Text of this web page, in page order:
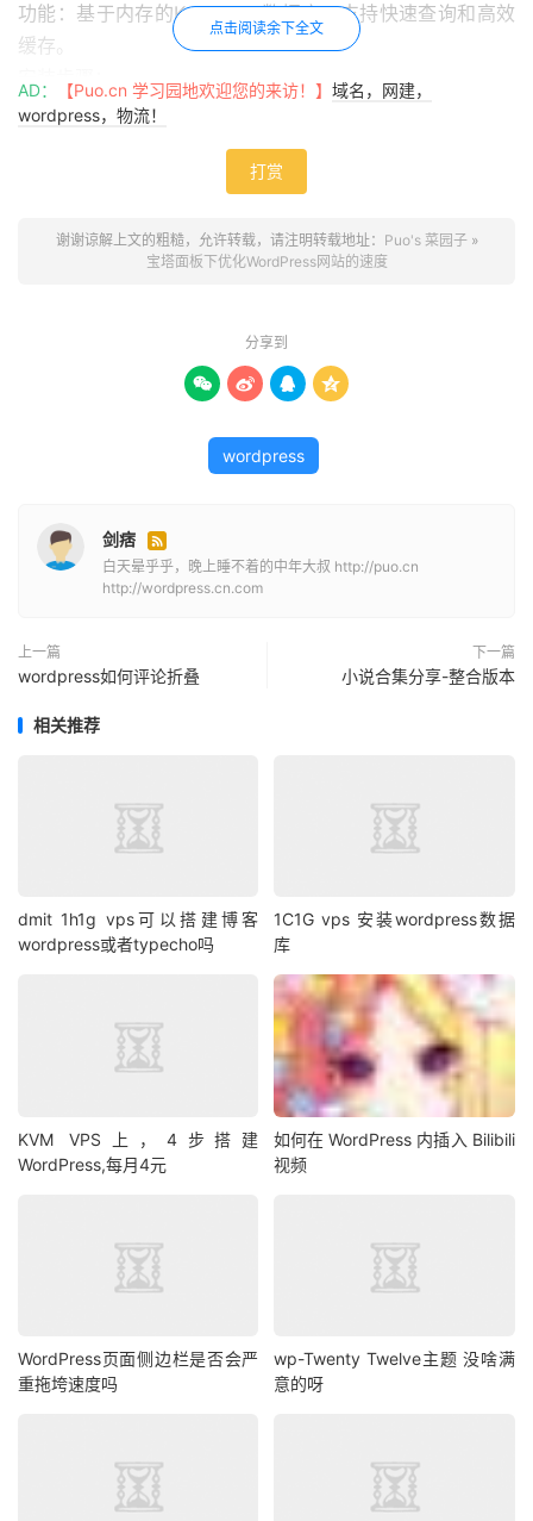
功能：基于内存的Key-Value数据库，支持快速查询和高效
缓存。
安装步骤：
在宝塔面板的“软件商店”中，找到“Redis”并安装。
安装步骤：
在宝塔面板的“软件商店”中，找到“Memcached”并安装。
3. 配置WordPress缓存插件
安装完缓存扩展后，在WordPress后台配置缓存插件，推荐
（1）WP Super Cache
特点：免费且功能强大，适合大多数用户。
在WordPress后台安装并启用“WP Super Cache”插件。
进入“设置” -> “WP Super Cache”，启用缓存功能。
在“高级”选项中，选择“简单模式”，并勾选“首页额外检
开启“预缓存模式”，保存设置。
通过浏览器隐私模式访问网站，检查是否成功生成缓存文
件。
在WordPress后台安装并启用“WP Rocket”插件。
预加载等功能。
根据需求设置CDN集成和图片懒加载。
使用宝塔面板的“数据库管理”功能，定期清理WordPress数
据库中的冗余数据。
在WordPress后台安装“WP-Optimize”插件，定期清理数据
库。
（2）文件权限设置
目录权限设置为755。
在宝塔面板的“文件管理”中，批量修改权限。
（1）清理不必要的插件和主题
删除未使用的插件和主题，减少服务器资源占用。
在宝塔面板中配置CDN，将静态资源（如图片、CSS、JS
文件）托管到CDN，加速全球访问。
点击阅读余下全文
AD： 【Puo.cn 学习园地欢迎您的来访！】 域名，网建，
wordpress，物流！
打赏
谢谢谅解上文的粗糙，允许转载，请注明转载地址： Puo's 菜园子»
宝塔面板下优化WordPress网站的速度
分享到
   
wordpress
剑痞 
白天晕乎乎，晚上睡不着的中年大叔 http://puo.cn
http://wordpress.cn.com
上一篇
wordpress如何评论折叠
下一篇
小说合集分享-整合版本
相关推荐
dmit 1h1g vps可以搭建博客
wordpress或者typecho吗
1C1G vps 安装wordpress数据
库
KVM VPS上，4步搭建
WordPress,每月4元
如何在 WordPress 内插入 Bilibili
视频
WordPress页面侧边栏是否会严
重拖垮速度吗
wp-Twenty Twelve主题 没啥满
意的呀